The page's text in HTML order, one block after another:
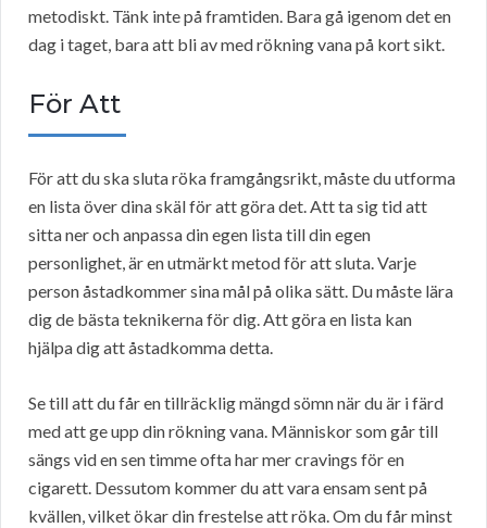
metodiskt. Tänk inte på framtiden. Bara gå igenom det en
dag i taget, bara att bli av med rökning vana på kort sikt.
För Att
För att du ska sluta röka framgångsrikt, måste du utforma
en lista över dina skäl för att göra det. Att ta sig tid att
sitta ner och anpassa din egen lista till din egen
personlighet, är en utmärkt metod för att sluta. Varje
person åstadkommer sina mål på olika sätt. Du måste lära
dig de bästa teknikerna för dig. Att göra en lista kan
hjälpa dig att åstadkomma detta.
Se till att du får en tillräcklig mängd sömn när du är i färd
med att ge upp din rökning vana. Människor som går till
sängs vid en sen timme ofta har mer cravings för en
cigarett. Dessutom kommer du att vara ensam sent på
kvällen, vilket ökar din frestelse att röka. Om du får minst